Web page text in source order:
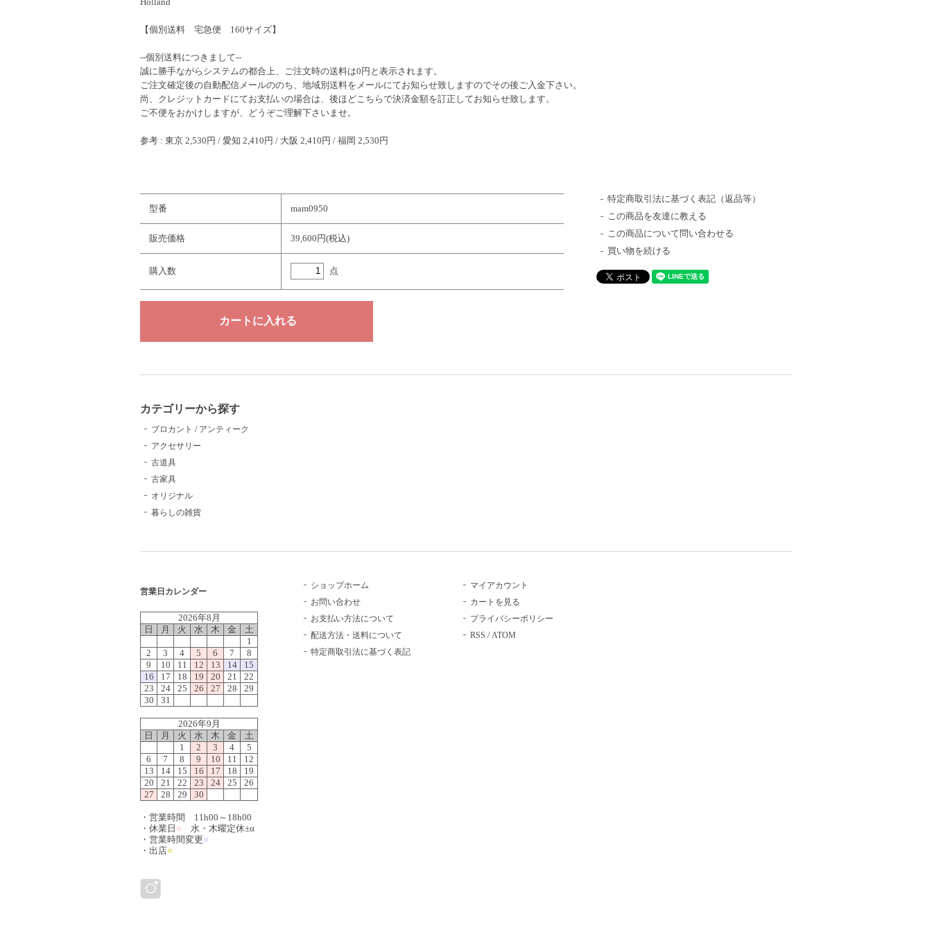
【個別送料 宅急便 160サイズ】
--個別送料につきまして--
誠に勝手ながらシステムの都合上、ご注文時の送料は0円と表示されます。
ご注文確定後の自動配信メールののち、地域別送料をメールにてお知らせ致しますのでその後ご入金下さい。
尚、クレジットカードにてお支払いの場合は、後ほどこちらで決済金額を訂正してお知らせ致します。
ご不便をおかけしますが、どうぞご理解下さいませ。
参考 : 東京 2,530円 / 愛知 2,410円 / 大阪 2,410円 / 福岡 2,530円
型番 mam0950
販売価格 39,600円(税込)
購入数 点
特定商取引法に基づく表記（返品等）
この商品を友達に教える
この商品について問い合わせる
買い物を続ける
カテゴリーから探す
ブロカント / アンティーク
アクセサリー
古道具
古家具
オリジナル
暮らしの雑貨
営業日カレンダー
2026年8月
日
月 火 水 木 金
土
1
2
3 4 5 6 7
8
9
10 11 12 13 14
15
16
17 18 19 20 21
22
23
24 25 26 27 28
29
30
31
2026年9月
日
月 火 水 木 金
土
1
2 3 4
5
6
7 8 9 10 11
12
13
14 15 16 17 18
19
20
21 22 23 24 25
26
27
28 29 30
・営業時間 11h00～18h00
・休業日 ■ 水・木曜定休±α
・営業時間変更■
・出店■
ショップホーム
お問い合わせ
お支払い方法について
配送方法・送料について
特定商取引法に基づく表記
マイアカウント
カートを見る
プライバシーポリシー
RSS /ATOM